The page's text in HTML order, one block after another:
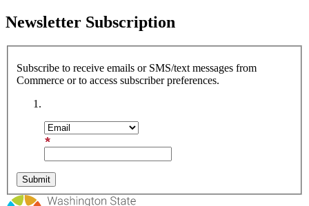
Newsletter Subscription
Subscribe to receive emails or SMS/text messages from
Commerce or to access subscriber preferences.